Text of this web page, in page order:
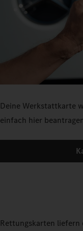
Deine Werkstattkarte
einfach hier
Rettungskarten liefern